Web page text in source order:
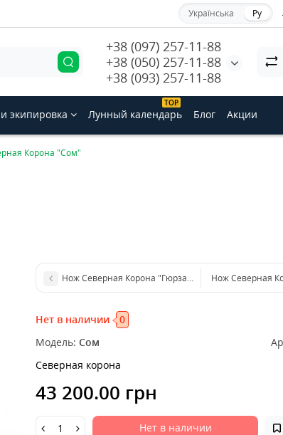
Українська Ру
+38 (097) 257-11-88
+38 (050) 257-11-88
+38 (093) 257-11-88
экипировка
ТОP
Лунный календарь Блог Акции
Корона "Сом"
Нож Северная Корона "Гюрза" ц: черныйНож Северная
Нет в наличии 0
Модель: Сом
Северная корона
43 200.00 грн
Нет в наличии